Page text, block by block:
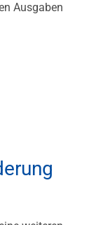
Ausgaben